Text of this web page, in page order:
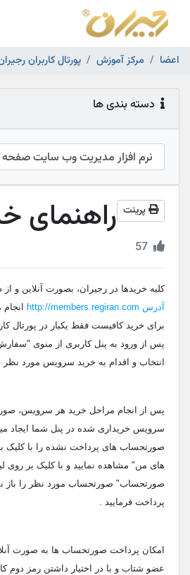
اعضا مرکز آموزش پورتال کاربران
دسته بندی ها
راهنمای پرینت
57
کلیه خریدها در رجیران، بصورت آنلاین و
آدرس http://members.regiran.com
برای خرید کافیست فقط یکبار در پورتال
پس از ورود به پنل کاربری از منوی
انتخاب و اقدام به خرید سرویس مورد نظر
پس از انجام مراحل خرید هر سرویس،‌
سرویس خریداری شده در پنل شما ایجاد
صورتحساب های پرداخت نشده را با
های من" مشاهده نمایید و با کلیک بر روی
صورتحساب" صورتحساب مورد نظر را باز
پرداخت فرمایید .
امکان پرداخت صورتحساب ها به صورت
عضو شتاب و با در اختیار داشتن رمز دوم